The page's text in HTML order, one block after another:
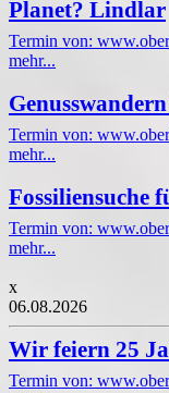
Planet? Lindlar
Termin von:
mehr...
Termin von:
mehr...
Fossiliensuche
Termin von:
mehr...
x
06.08.2026
Wir feiern 25
Termin von: